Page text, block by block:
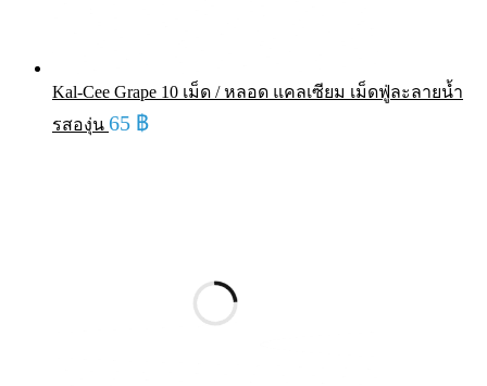
Kal-Cee Grape 10 เม็ด / หลอด แคลเซียม เม็ดฟู่ละลายน้ำ
รสองุ่น 65 ฿